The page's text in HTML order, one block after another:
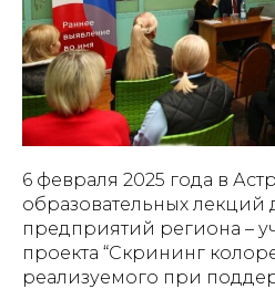
6 февраля 2025 года в
образовательных лекций
предприятий региона –
проекта “Скрининг
реализуемого при